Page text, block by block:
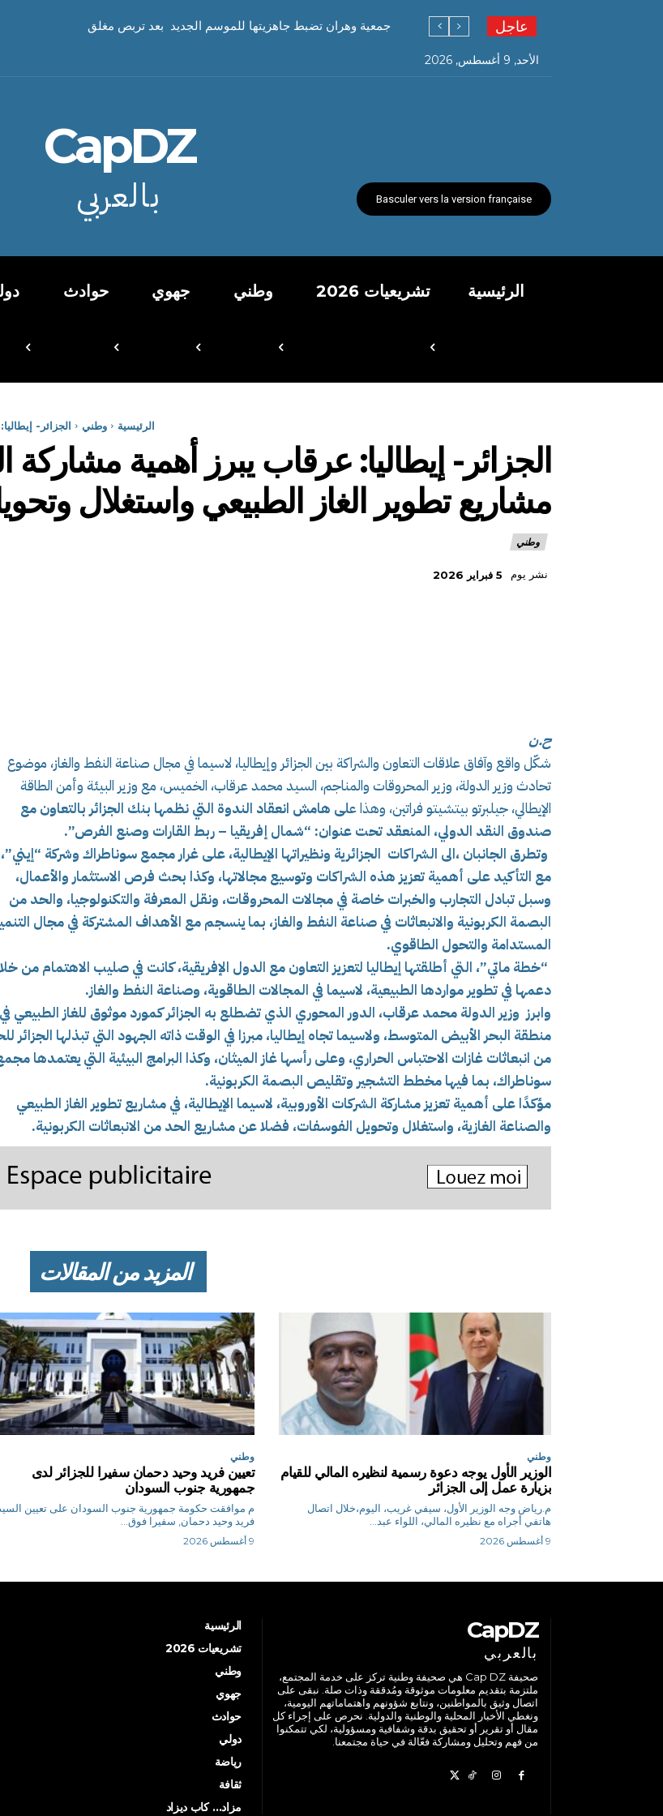
عاجل جمعية وهران تضبط جاهزيتها للموسم الجديد بعد تربص مغلق
الأحد, 9 أغسطس, 2026
Basculer vers la version française
CapDZ
بالعربي
الرئيسية تشريعيات 2026 وطني جهوي حوادث
الرئيسية وطني الجزائر-
الجزائر- إيطاليا: عرقاب يبرز أهمية
مشاريع تطوير الغاز الطبيعي واستغلال
وطني
نشر يوم 5 فبراير 2026
ح.ن
شكّل واقع وآفاق علاقات التعاون والشراكة بين الجزائر وإيطاليا، لاسيما في مجال صناعة النفط والغاز، موضوع
تحادث وزير الدولة، وزير المحروقات والمناجم، السيد محمد عرقاب، الخميس، مع وزير البيئة وأمن الطاقة
الإيطالي، جيلبرتو بيتشيتو فراتين، وهذا على هامش انعقاد الندوة التي نظمها بنك الجزائر بالتعاون مع
صندوق النقد الدولي، المنعقد تحت عنوان: “شمال إفريقيا – ربط القارات وصنع الفرص”.
وتطرق الجانبان ،الى الشراكات الجزائرية ونظيراتها الإيطالية، على غرار مجمع سوناطراك وشركة “إيني”،
مع التأكيد على أهمية تعزيز هذه الشراكات وتوسيع مجالاتها، وكذا بحث فرص الاستثمار والأعمال،
وسبل تبادل التجارب والخبرات خاصة في مجالات المحروقات، ونقل المعرفة والتكنولوجيا، والحد من
البصمة الكربونية والانبعاثات في صناعة النفط والغاز، بما ينسجم مع الأهداف المشتركة في مجال
المستدامة والتحول الطاقوي.
“خطة ماتي”، التي أطلقتها إيطاليا لتعزيز التعاون مع الدول الإفريقية، كانت في صليب الاهتمام من
دعمها في تطوير مواردها الطبيعية، لاسيما في المجالات الطاقوية، وصناعة النفط والغاز.
وابرز وزير الدولة محمد عرقاب، الدور المحوري الذي تضطلع به الجزائر كمورد موثوق للغاز الطبيعي في
منطقة البحر الأبيض المتوسط، ولاسيما تجاه إيطاليا، مبرزا في الوقت ذاته الجهود التي تبذلها الجزائر
من انبعاثات غازات الاحتباس الحراري، وعلى رأسها غاز الميثان، وكذا البرامج البيئية التي يعتمدها
سوناطراك، بما فيها مخطط التشجير وتقليص البصمة الكربونية.
مؤكدًا على أهمية تعزيز مشاركة الشركات الأوروبية، لاسيما الإيطالية، في مشاريع تطوير الغاز الطبيعي
والصناعة الغازية، واستغلال وتحويل الفوسفات، فضلا عن مشاريع الحد من الانبعاثات الكربونية.
المزيد من المقالات
وطني
الوزير الأول يوجه دعوة رسمية لنظيره المالي للقيام
بزيارة عمل إلى الجزائر
م.رياض وجه الوزير الأول، سيفي غريب، اليوم،خلال اتصال
هاتفي أجراه مع نظيره المالي، اللواء عبد...
9 أغسطس 2026
وطني
تعيين فريد وحيد دحمان سفيرا للجزائر لدى
جمهورية جنوب السودان
م موافقت حكومة جمهورية جنوب السودان على تعيين
فريد وحيد دحمان, سفيرا فوق...
9 أغسطس 2026
CapDZ
بالعربي
صحيفة Cap DZ هي صحيفة وطنية تركز على خدمة المجتمع،
ملتزمة بتقديم معلومات موثوقة ومُدققة وذات صلة. نبقى على
اتصال وثيق بالمواطنين، ونتابع شؤونهم واهتماماتهم اليومية،
ونغطي الأخبار المحلية والوطنية والدولية. نحرص على إجراء كل
مقال أو تقرير أو تحقيق بدقة وشفافية ومسؤولية، لكي تتمكنوا
من فهم وتحليل ومشاركة فعّالة في حياة مجتمعنا.
الرئيسية
تشريعيات 2026
وطني
جهوي
حوادث
دولي
رياضة
ثقافة
مزاد… كاب ديزاد